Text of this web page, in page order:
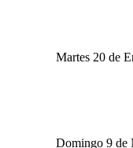
Martes 20 de
Domingo 9 de